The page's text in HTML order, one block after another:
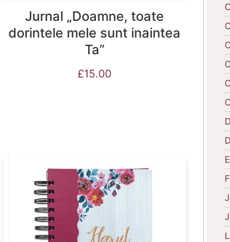
Jurnal „Doamne, toate
dorintele mele sunt inaintea
Ta”
£15.00